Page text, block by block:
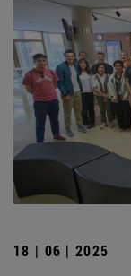
18 | 06 | 2025